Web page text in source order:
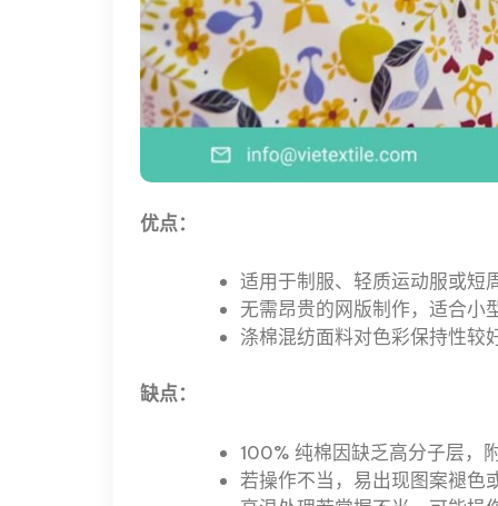
优点：
适用于制服、轻质运动服或短
无需昂贵的网版制作，适合小
涤棉混纺面料对色彩保持性较
缺点：
100% 纯棉因缺乏高分子层，
若操作不当，易出现图案褪色